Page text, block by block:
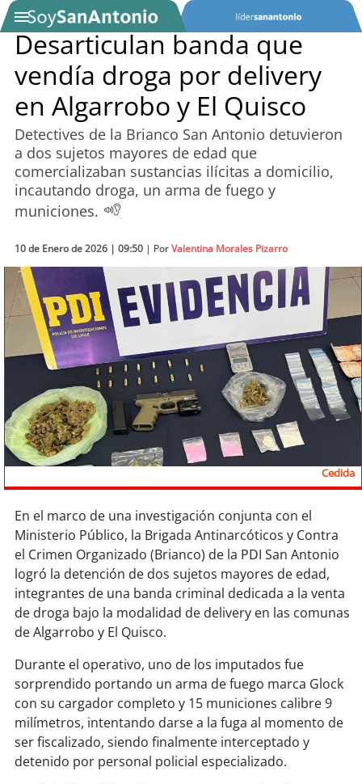
SOYTV
Podcast
Actualidad
Entretención
Economía
Deportes
Tecnología
Sostenibilidad
soychile
soyarica
soyiquique
soycalama
soy antofagasta
soycopiapó
soyquillota
soysanantonio
soychillán
Desarticulan banda que
vendía droga por delivery
en Algarrobo y El Quisco
Detectives de la Brianco San Antonio detuvieron
a dos sujetos mayores de edad que
comercializaban sustancias ilícitas a domicilio,
incautando droga, un arma de fuego y
municiones.
10 de Enero de 2026 | 09:50 | PorValentina Morales Pizarro
Cedida
En el marco de una investigación conjunta con el
Ministerio Público, la Brigada Antinarcóticos y Contra
el Crimen Organizado (Brianco) de la PDI San Antonio
logró la detención de dos sujetos mayores de edad,
integrantes de una banda criminal dedicada a la venta
de droga bajo la modalidad de delivery en las comunas
de Algarrobo y El Quisco.
Durante el operativo, uno de los imputados fue
sorprendido portando un arma de fuego marca Glock
con su cargador completo y 15 municiones calibre 9
milímetros, intentando darse a la fuga al momento de
ser fiscalizado, siendo finalmente interceptado y
detenido por personal policial especializado.